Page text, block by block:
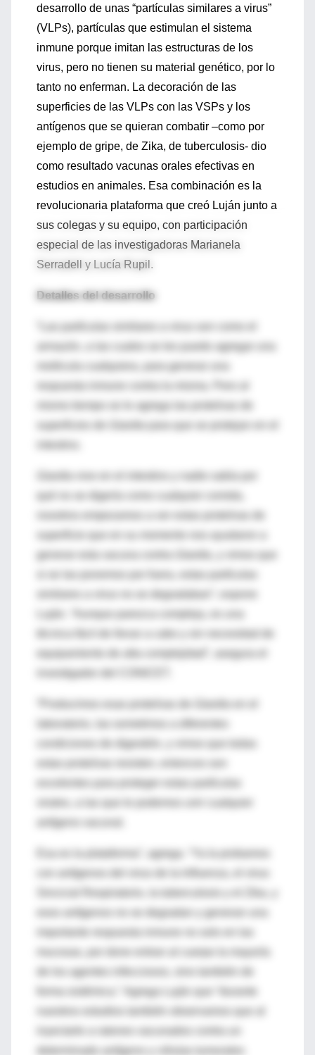
desarrollo de unas “partículas similares a virus”
(VLPs), partículas que estimulan el sistema
inmune porque imitan las estructuras de los
virus, pero no tienen su material genético, por lo
tanto no enferman. La decoración de las
superficies de las VLPs con las VSPs y los
antígenos que se quieran combatir –como por
ejemplo de gripe, de Zika, de tuberculosis- dio
como resultado vacunas orales efectivas en
estudios en animales. Esa combinación es la
revolucionaria plataforma que creó Luján junto a
sus colegas y su equipo, con participación
especial de las investigadoras Marianela
Serradell y Lucía Rupil.
Detalles del desarrollo
armazón, a las cuales se les puedo agregar una
molécula cualquiera, para generar una
mismo tiempo se le agrega las proteínas de
superficies de
qué no se digería como cualquier comida,
superficie que en su momento nos ayudaron a
generar esta vacuna contra
similares a virus no se degradaban”, expone
Luján. “Aunque parezca compleja, es una
equipamiento de alta complejidad”, asegura el
investigador del CONICET.
condiciones de digestión, y vimos que todas
excelentes para proteger estas partículas
antígeno vacunal.
Esa es la plataforma”, agrega. “Ya la probamos
con antígenos del virus de la Influenza, el virus
esos antígenos no se degradan y generan una
importante respuesta inmune no solo en las
mucosas, por done entran al cuerpo la mayoría
de los agentes infecciosos, sino también de
forma sistémica.” Agrega Luján que “durante
determinado antígeno y células tumorales